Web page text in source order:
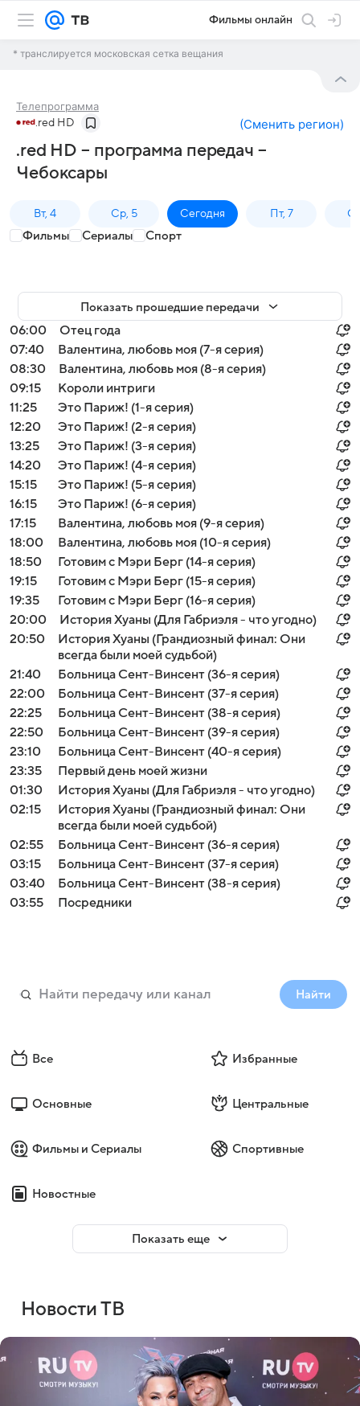
Фильмы онлайн
* транслируется московская сетка вещания
Телепрограмма
.red HD (Сменить регион)
.red HD – программа передач –
Чебоксары
Вт, 4 Ср, 5 Сегодня Пт, 7
Фильмы Сериалы Спорт
Показать прошедшие передачи
06:00
Отец года
07:40
Валентина, любовь моя (7-я серия)
08:30
Валентина, любовь моя (8-я серия)
09:15
Короли интриги
11:25
Это Париж! (1-я серия)
12:20
Это Париж! (2-я серия)
13:25
Это Париж! (3-я серия)
14:20
Это Париж! (4-я серия)
15:15
Это Париж! (5-я серия)
16:15
Это Париж! (6-я серия)
17:15
Валентина, любовь моя (9-я серия)
18:00
Валентина, любовь моя (10-я серия)
18:50
Готовим с Мэри Берг (14-я серия)
19:15
Готовим с Мэри Берг (15-я серия)
19:35
Готовим с Мэри Берг (16-я серия)
20:00
История Хуаны (Для Габриэля - что угодно)
20:50
История Хуаны (Грандиозный финал: Они
всегда были моей судьбой)
21:40
Больница Сент-Винсент (36-я серия)
22:00
Больница Сент-Винсент (37-я серия)
22:25
Больница Сент-Винсент (38-я серия)
22:50
Больница Сент-Винсент (39-я серия)
23:10
Больница Сент-Винсент (40-я серия)
23:35
Первый день моей жизни
01:30
История Хуаны (Для Габриэля - что угодно)
02:15
История Хуаны (Грандиозный финал: Они
всегда были моей судьбой)
02:55
Больница Сент-Винсент (36-я серия)
03:15
Больница Сент-Винсент (37-я серия)
03:40
Больница Сент-Винсент (38-я серия)
03:55
Посредники
Найти
Все Избранные
Основные Центральные
Фильмы и Сериалы Спортивные
Новостные
Показать еще
Новости ТВ